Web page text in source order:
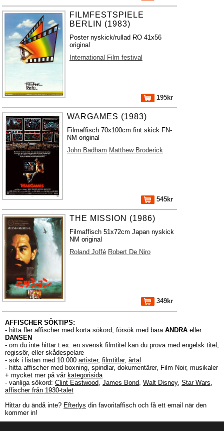
FILMFESTSPIELE
BERLIN (1983)
Poster nyskick/rullad RO 41x56
original
International Film festival
195kr
WARGAMES (1983)
Filmaffisch 70x100cm fint skick FN-
NM original
John Badham Matthew Broderick
545kr
THE MISSION (1986)
Filmaffisch 51x72cm Japan nyskick
NM original
Roland Joffé Robert De Niro
349kr
AFFISCHER SÖKTIPS:
- hitta fler affischer med korta sökord, försök med bara ANDRA eller
DANSEN
- om du inte hittar t.ex. en svensk filmtitel kan du prova med engelsk titel,
regissör, eller skådespelare
- sök i listan med 10.000 artister, filmtitlar, årtal
- hitta affischer med boxning, spindlar, dokumentärer, Film Noir, musikaler
+ mycket mer på vår kategorisida
- vanliga sökord: Clint Eastwood, James Bond, Walt Disney, Star Wars,
affischer från 1930-talet
Hittar du ändå inte? Efterlys din favoritaffisch och få ett email när den
kommer in!